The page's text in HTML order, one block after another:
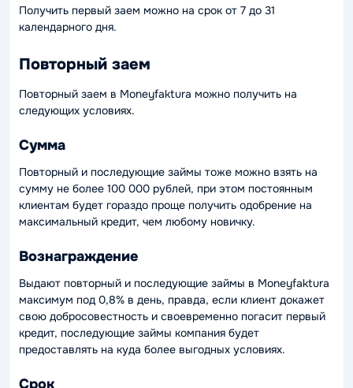
Получить первый заем можно на срок от 7 до 31
календарного дня.
Повторный заем
Повторный заем в Moneyfaktura можно получить на
следующих условиях.
Сумма
Повторный и последующие займы тоже можно взять на
сумму не более 100 000 рублей, при этом постоянным
клиентам будет гораздо проще получить одобрение на
максимальный кредит, чем любому новичку.
Вознаграждение
Выдают повторный и последующие займы в Moneyfaktura
максимум под 0,8% в день, правда, если клиент докажет
свою добросовестность и своевременно погасит первый
кредит, последующие займы компания будет
предоставлять на куда более выгодных условиях.
Срок